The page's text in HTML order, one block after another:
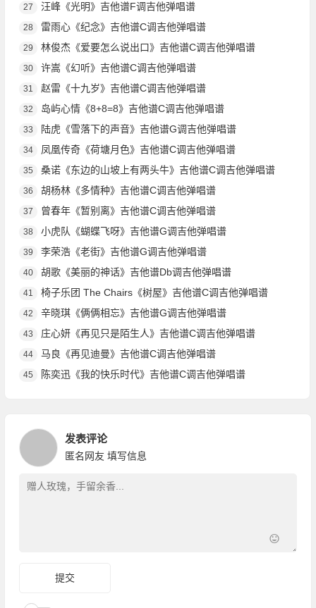
27 汪峰《光明》吉他谱F调吉他弹唱谱
28 雷雨心《纪念》吉他谱C调吉他弹唱谱
29 林俊杰《爱要怎么说出口》吉他谱C调吉他弹唱谱
30 许嵩《幻听》吉他谱C调吉他弹唱谱
31 赵雷《十九岁》吉他谱C调吉他弹唱谱
32 岛屿心情《8+8=8》吉他谱C调吉他弹唱谱
33 陆虎《雪落下的声音》吉他谱G调吉他弹唱谱
34 凤凰传奇《荷塘月色》吉他谱C调吉他弹唱谱
35 桑诺《东边的山坡上有两头牛》吉他谱C调吉他弹唱谱
36 胡杨林《多情种》吉他谱C调吉他弹唱谱
37 曾春年《暂别离》吉他谱C调吉他弹唱谱
38 小虎队《蝴蝶飞呀》吉他谱G调吉他弹唱谱
39 李荣浩《老街》吉他谱G调吉他弹唱谱
40 胡歌《美丽的神话》吉他谱Db调吉他弹唱谱
41 椅子乐团 The Chairs《树屋》吉他谱C调吉他弹唱谱
42 辛晓琪《俩俩相忘》吉他谱G调吉他弹唱谱
43 庄心妍《再见只是陌生人》吉他谱C调吉他弹唱谱
44 马良《再见迪曼》吉他谱C调吉他弹唱谱
45 陈奕迅《我的快乐时代》吉他谱C调吉他弹唱谱
发表评论
匿名网友 填写信息